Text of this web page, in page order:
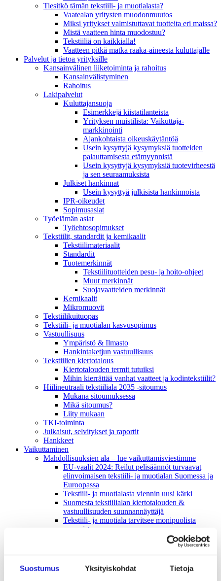
Suostumus Yksityiskohdat Tietoja
Tiesitkö tämän tekstiili- ja muotialasta?
Vaatealan yritysten muodonmuutos
Miksi yritykset valmistuttavat tuotteita eri maissa?
Mistä vaatteen hinta muodostuu?
Tekstiiliä on kaikkialla!
Vaatteen pitkä matka raaka-aineesta kuluttajalle
Palvelut ja tietoa yrityksille
Kansainvälinen liiketoiminta ja rahoitus
Kansain­välistyminen
Rahoitus
Lakipalvelut
Kuluttajansuoja
Esimerkkejä kiistatilanteista
Yrityksen muistilista: Vaikuttaja­
markkinointi
Ajankohtaista oikeuskäytäntöä
Usein kysyttyjä kysymyksiä tuotteiden
palauttamisesta etämyynnistä
Usein kysyttyjä kysymyksiä tuotevirheestä
ja sen seuraamuksista
Julkiset hankinnat
Usein kysyttyä julkisista hankinnoista
IPR-oikeudet
Sopimusasiat
Työelämän asiat
Työehto­sopimukset
Tekstiilit, standardit ja kemikaalit
Tekstiilimateriaalit
Standardit
Tuotemerkinnät
Tekstiilituotteiden pesu- ja hoito-ohjeet
Muut merkinnät
Suojavaatteiden merkinnät
Kemikaalit
Mikromuovit
Tekstiilikuitu­opas
Tekstiili- ja muotialan kasvusopimus
Vastuullisuus
Ympäristö & Ilmasto
Hankintaketjun vastuullisuus
Tekstiilien kiertotalous
Kiertotalouden termit tutuiksi
Mihin kierrättää vanhat vaatteet ja kodintekstiilit?
Hiilineutraali tekstiiliala 2035 -sitoumus
Mukana sitoumuksessa
Mikä sitoumus?
Liity mukaan
TKI-toiminta
Julkaisut, selvitykset ja raportit
Hankkeet
Vaikuttaminen
Mahdollisuuksien ala – lue vaikuttamis­viestimme
EU-vaalit 2024: Reilut pelisäännöt turvaavat
elinvoimaisen tekstiili- ja muotialan Suomessa ja
Euroopassa
Tekstiili- ja muotialasta viennin uusi kärki
Suomesta tekstiilialan kiertotalouden &
vastuullisuuden suunnannäyttäjä
Tekstiili- ja muotiala tarvitsee monipuolista
osaamista
Tekstiiliala on tärkeä osa Suomen
Luodaan kannusteet kuluttajan vihreään
siirtymään
EU-vaikuttaminen